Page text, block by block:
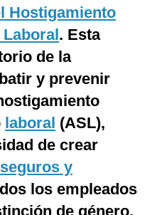
Hostigamiento
. Esta
de la
y prevenir
laboral (ASL),
de crear
y
los empleados
de género,